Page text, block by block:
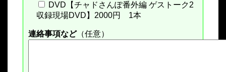
DVD【チャドさんぽ番外編 ゲストーク2
収録現場DVD】2000円 1本
連絡事項など（任意）